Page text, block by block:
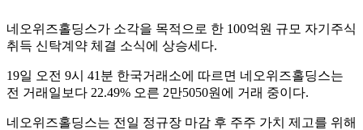
네오위즈홀딩스가 소각을 목적으로 한 100억원 규모 자기주식
취득 신탁계약 체결 소식에 상승세다.
19일 오전 9시 41분 한국거래소에 따르면 네오위즈홀딩스는
전 거래일보다 22.49% 오른 2만5050원에 거래 중이다.
네오위즈홀딩스는 전일 정규장 마감 후 주주 가치 제고를 위해